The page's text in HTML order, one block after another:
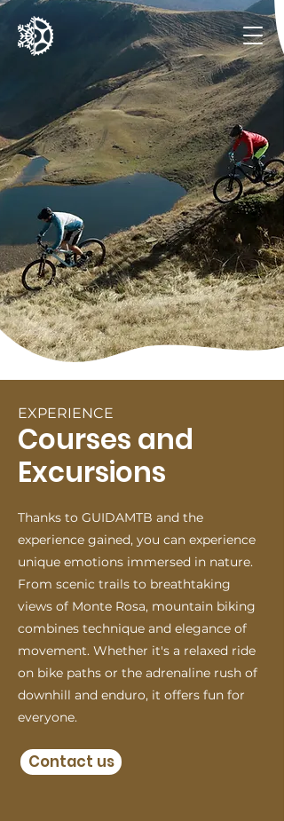
EXPERIENCE
Courses and
Excursions
Thanks to GUIDAMTB and the
experience gained, you can experience
unique emotions immersed in nature.
From scenic trails to breathtaking
views of Monte Rosa, mountain biking
combines technique and elegance of
movement. Whether it's a relaxed ride
on bike paths or the adrenaline rush of
downhill and enduro, it offers fun for
everyone.
Contact us